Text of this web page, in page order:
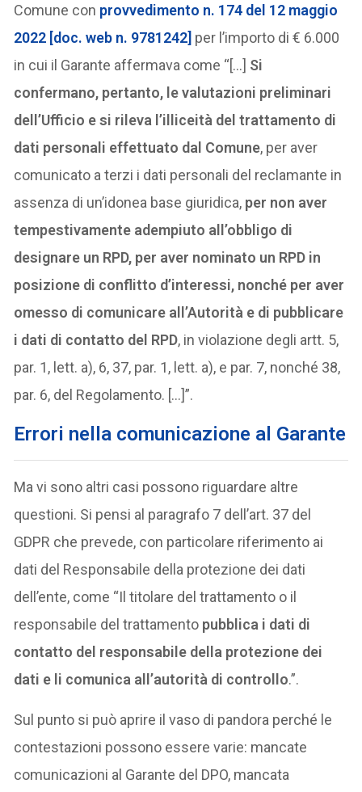
Comune con provvedimento n. 174 del 12 maggio
2022 [doc. web n. 9781242] per l’importo di € 6.000
in cui il Garante affermava come “[…] Si
confermano, pertanto, le valutazioni preliminari
dell’Ufficio e si rileva l’illiceità del trattamento di
dati personali effettuato dal Comune, per aver
comunicato a terzi i dati personali del reclamante in
assenza di un’idonea base giuridica, per non aver
tempestivamente adempiuto all’obbligo di
designare un RPD, per aver nominato un RPD in
posizione di conflitto d’interessi, nonché per aver
omesso di comunicare all’Autorità e di pubblicare
i dati di contatto del RPD, in violazione degli artt. 5,
par. 1, lett. a), 6, 37, par. 1, lett. a), e par. 7, nonché 38,
par. 6, del Regolamento. […]”.
Errori nella comunicazione al Garante
Ma vi sono altri casi possono riguardare altre
questioni. Si pensi al paragrafo 7 dell’art. 37 del
GDPR che prevede, con particolare riferimento ai
dati del Responsabile della protezione dei dati
dell’ente, come “Il titolare del trattamento o il
responsabile del trattamento pubblica i dati di
contatto del responsabile della protezione dei
dati e li comunica all’autorità di controllo.”.
Sul punto si può aprire il vaso di pandora perché le
contestazioni possono essere varie: mancate
comunicazioni al Garante del DPO, mancata